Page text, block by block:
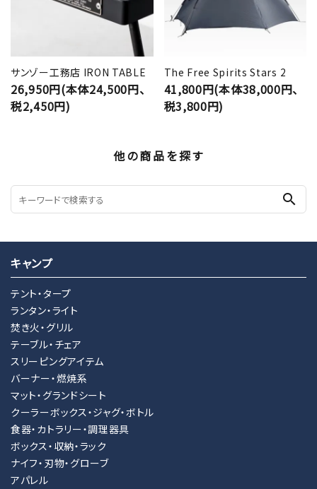
サンゾー工務店 IRON TABLE
26,950円(本体24,500円、
税2,450円)
The Free Spirits Stars 2
41,800円(本体38,000円、
税3,800円)
他の商品を探す
search
キャンプ
テント・タープ
ランタン・ライト
焚き火・グリル
テーブル・チェア
スリーピングアイテム
バーナー・燃焼系
マット・グランドシート
クーラーボックス・ジャグ・ボトル
食器・カトラリー・調理器具
ボックス・収納・ラック
ナイフ・刃物・グローブ
アパレル